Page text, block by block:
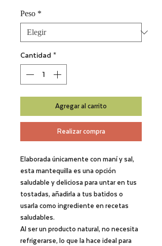
Peso *
Cantidad *
Agregar al carrito
Realizar compra
Elaborada únicamente con maní y sal ,
esta mantequilla es una opción
saludable y deliciosa para untar en tus
tostadas, añadirla a tus batidos o
usarla como ingrediente en recetas
saludables.
Al ser un producto natural, no necesita
refrigerarse, lo que la hace ideal para